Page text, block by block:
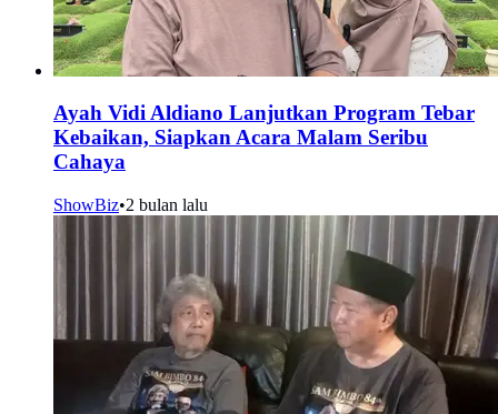
Ayah Vidi Aldiano Lanjutkan Program Tebar
Kebaikan, Siapkan Acara Malam Seribu
Cahaya
ShowBiz•2 bulan lalu